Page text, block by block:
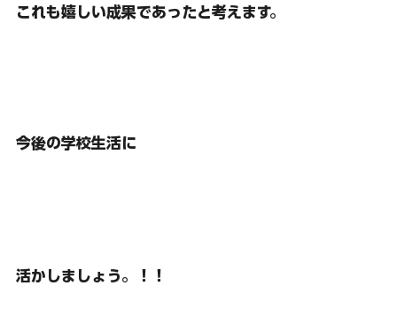
これも嬉しい成果であったと考えます。
今後の学校生活に
活かしましょう。！！